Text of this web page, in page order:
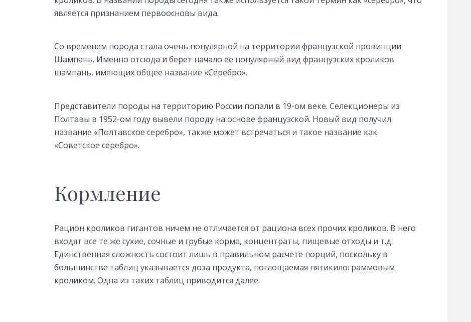
является признанием первоосновы вида.
Со временем порода стала очень популярной на территории французской провинции
Шампань. Именно отсюда и берет начало ее популярный вид французских кроликов
шампань, имеющих общее название «Серебро».
Представители породы на территорию России попали в 19-ом веке. Селекционеры из
Полтавы в 1952-ом году вывели породу на основе французской. Новый вид получил
название «Полтавское серебро», также может встречаться и такое название как
«Советское серебро».
Кормление
Рацион кроликов гигантов ничем не отличается от рациона всех прочих кроликов. В него
входят все те же сухие, сочные и грубые корма, концентраты, пищевые отходы и т.д.
Единственная сложность состоит лишь в правильном расчете порций, поскольку в
большинстве таблиц указывается доза продукта, поглощаемая пятикилограммовым
кроликом. Одна из таких таблиц приводится далее.